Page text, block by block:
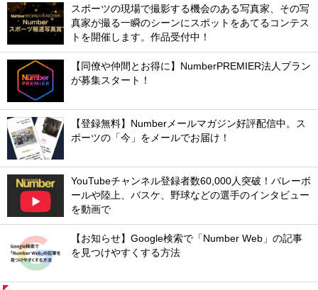
スポーツの現場で撮影する機会のある写真家、その写
真家が撮る一瞬のシーンにスポットをあてるコンテス
トを開催します。作品受付中！
【同僚や仲間とお得に】NumberPREMIER法人プラン
が募集スタート！
【登録無料】Numberメールマガジン好評配信中。ス
ポーツの「今」をメールでお届け！
YouTubeチャンネル登録者数60,000人突破！バレーボ
ールや陸上、バスケ、野球などの選手のインタビュー
を動画で
【お知らせ】Google検索で「Number Web」の記事
を見つけやすくする方法